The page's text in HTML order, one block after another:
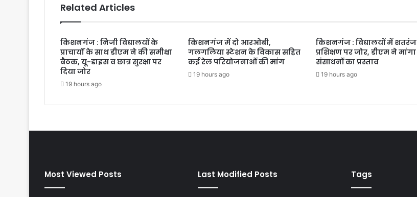
Related Articles
किशनगंज : निजी विद्यालयों के
प्राचार्यों के साथ डीएम ने की समीक्षा
बैठक, यू-डाइस व छात्र सुरक्षा पर
दिया जोर
19 hours ago
किशनगंज में दो आरओबी,
गलगलिया स्टेशन के विकास सहित
कई रेल परियोजनाओं की मांग
19 hours ago
किशनगंज : विद्यालयों में शतरंज
प्रशिक्षण पर जोर, डीएम ने मांगा
संसाधनों का प्रस्ताव
19 hours ago
Most Viewed Posts Last Modified Posts Tags